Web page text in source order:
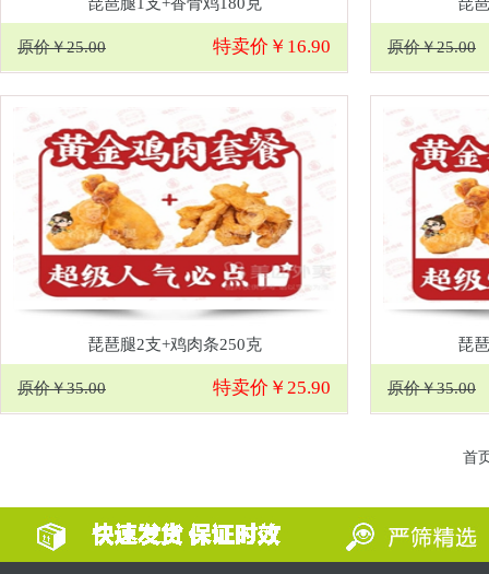
原价￥25.00 特卖价￥16.90 原价￥25.00
琵琶腿2支+鸡肉条250克
原价￥35.00 特卖价￥25.90
琵
原价￥35.00
首